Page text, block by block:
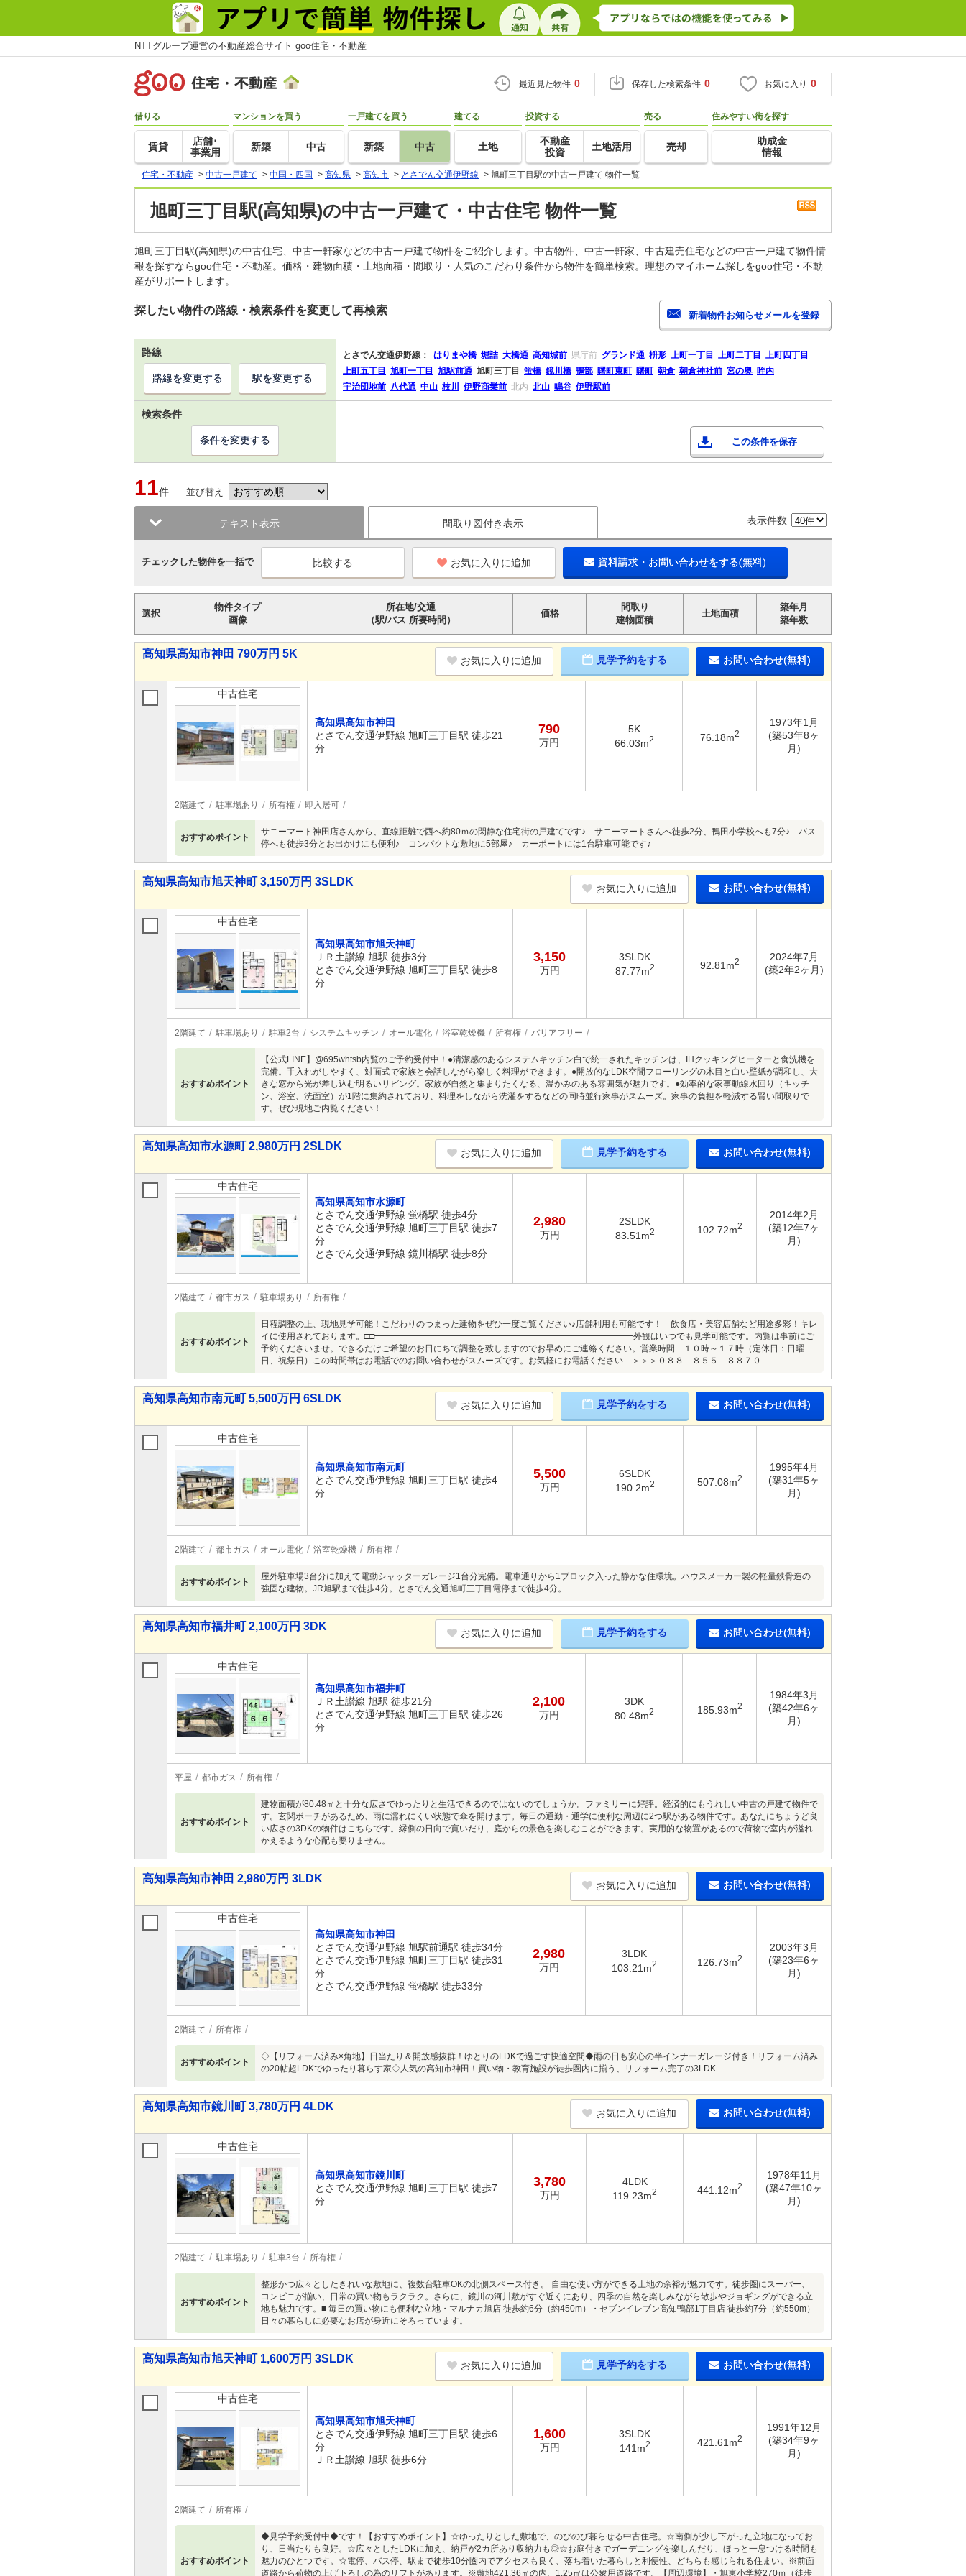
NTTグループ運営の不動産総合サイト goo住宅・不動産
最近見た物件 0 保存した検索条件 0 お気に入り 0
借りる
賃貸
店舗･
事業用
マンションを買う
新築 中古
一戸建てを買う
新築 中古
建てる
土地
投資する
不動産
投資
土地活用
売る
売却
住みやすい街を探す
助成金
情報
住宅・不動産 > 中古一戸建て > 中国・四国 > 高知県 > 高知市 > とさでん交通伊野線 > 旭町三丁目駅の中古一戸建て 物件一覧
旭町三丁目駅(高知県)の中古一戸建て・中古住宅 物件一覧
旭町三丁目駅(高知県)の中古住宅、中古一軒家などの中古一戸建て物件をご紹介します。中古物件、中古一軒家、中古建売住宅などの中古一戸建て物件情
報を探すならgoo住宅・不動産。価格・建物面積・土地面積・間取り・人気のこだわり条件から物件を簡単検索。理想のマイホーム探しをgoo住宅・不動
産がサポートします。
探したい物件の路線・検索条件を変更して再検索
路線 とさでん交通伊野線： はりまや橋 堀詰 大橋通 高知城前 県庁前 グランド通 枡形 上町一丁目 上町二丁目
上町四丁目
上町五丁目
旭町一丁目 旭駅前通 旭町三丁目 蛍橋 鏡川橋 鴨部 曙町東町 曙町 朝倉 朝倉神社前 宮の奥 咥内
宇治団地前 八代通 中山 枝川 伊野商業前 北内 北山 鳴谷 伊野駅前
路線を変更する 駅を変更する
検索条件
この条件を保存
条件を変更する
11件 並び替え
テキスト表示 間取り図付き表示 表示件数
チェックした物件を一括で お気に入りに追加 資料請求・お問い合わせをする(無料)
選択
物件タイプ
画像
所在地/交通
（駅/バス 所要時間）
価格
間取り
建物面積
土地面積
築年月
築年数
高知県高知市神田 790万円 5K
お気に入りに追加 見学予約をする お問い合わせ(無料)
中古住宅
高知県高知市神田
とさでん交通伊野線 旭町三丁目駅 徒歩21
分
790
万円
5K
66.03m2 76.18m2
1973年1月
(築53年8ヶ
月)
2階建て 駐車場あり 所有権 即入居可
おすすめポイント
サニーマート神田店さんから、直線距離で西へ約80ｍの閑静な住宅街の戸建てです♪ サニーマートさんへ徒歩2分、鴨田小学校へも7分♪ バス
停へも徒歩3分とお出かけにも便利♪ コンパクトな敷地に5部屋♪ カーポートには1台駐車可能です♪
高知県高知市旭天神町 3,150万円 3SLDK
お気に入りに追加 お問い合わせ(無料)
中古住宅
高知県高知市旭天神町
ＪＲ土讃線 旭駅 徒歩3分
とさでん交通伊野線 旭町三丁目駅 徒歩8
分
3,150
万円
3SLDK
87.77m2 92.81m2
2024年7月
(築2年2ヶ月)
2階建て 駐車場あり 駐車2台 システムキッチン オール電化 浴室乾燥機 所有権 バリアフリー
おすすめポイント
【公式LINE】@695whtsb内覧のご予約受付中！●清潔感のあるシステムキッチン白で統一されたキッチンは、IHクッキングヒーターと食洗機を
完備。手入れがしやすく、対面式で家族と会話しながら楽しく料理ができます。●開放的なLDK空間フローリングの木目と白い壁紙が調和し、大
きな窓から光が差し込む明るいリビング。家族が自然と集まりたくなる、温かみのある雰囲気が魅力です。●効率的な家事動線水回り（キッチ
ン、浴室、洗面室）が1階に集約されており、料理をしながら洗濯をするなどの同時並行家事がスムーズ。家事の負担を軽減する賢い間取りで
す。ぜひ現地ご内覧ください！
高知県高知市水源町 2,980万円 2SLDK
お気に入りに追加 見学予約をする お問い合わせ(無料)
中古住宅
高知県高知市水源町
とさでん交通伊野線 蛍橋駅 徒歩4分
とさでん交通伊野線 旭町三丁目駅 徒歩7
分
とさでん交通伊野線 鏡川橋駅 徒歩8分
2,980
万円
2SLDK
83.51m2 102.72m2
2014年2月
(築12年7ヶ
月)
2階建て 都市ガス 駐車場あり 所有権
おすすめポイント
日程調整の上、現地見学可能！こだわりのつまった建物をぜひ一度ご覧ください♪店舗利用も可能です！ 飲食店・美容店舗など用途多彩！キレ
イに使用されております。□□━━━━━━━━━━━━━━━━━━━━━━━━━━━━━━外観はいつでも見学可能です。内覧は事前にご
予約くださいませ。できるだけご希望のお日にちで調整を致しますのでお早めにご連絡ください。営業時間 １０時～１７時（定休日：日曜
日、祝祭日）この時間帯はお電話でのお問い合わせがスムーズです。お気軽にお電話ください ＞＞＞０８８－８５５－８８７０
高知県高知市南元町 5,500万円 6SLDK
お気に入りに追加 見学予約をする お問い合わせ(無料)
中古住宅
高知県高知市南元町
とさでん交通伊野線 旭町三丁目駅 徒歩4
分
5,500
万円
6SLDK
190.2m2 507.08m2
1995年4月
(築31年5ヶ
月)
2階建て 都市ガス オール電化 浴室乾燥機 所有権
おすすめポイント
屋外駐車場3台分に加えて電動シャッターガレージ1台分完備。電車通りから1ブロック入った静かな住環境。ハウスメーカー製の軽量鉄骨造の
強固な建物。JR旭駅まで徒歩4分。とさでん交通旭町三丁目電停まで徒歩4分。
高知県高知市福井町 2,100万円 3DK
お気に入りに追加 見学予約をする お問い合わせ(無料)
中古住宅
高知県高知市福井町
ＪＲ土讃線 旭駅 徒歩21分
とさでん交通伊野線 旭町三丁目駅 徒歩26
分
2,100
万円
3DK
80.48m2 185.93m2
1984年3月
(築42年6ヶ
月)
平屋 都市ガス 所有権
おすすめポイント
建物面積が80.48㎡と十分な広さでゆったりと生活できるのではないのでしょうか。ファミリーに好評。経済的にもうれしい中古の戸建て物件で
す。玄関ポーチがあるため、雨に濡れにくい状態で傘を開けます。毎日の通勤・通学に便利な周辺に2つ駅がある物件です。あなたにちょうど良
い広さの3DKの物件はこちらです。縁側の日向で寛いだり、庭からの景色を楽しむことができます。実用的な物置があるので荷物で室内が溢れ
かえるような心配も要りません。
高知県高知市神田 2,980万円 3LDK
お気に入りに追加 お問い合わせ(無料)
中古住宅
高知県高知市神田
とさでん交通伊野線 旭駅前通駅 徒歩34分
とさでん交通伊野線 旭町三丁目駅 徒歩31
分
とさでん交通伊野線 蛍橋駅 徒歩33分
2,980
万円
3LDK
103.21m2 126.73m2
2003年3月
(築23年6ヶ
月)
2階建て 所有権
おすすめポイント
◇【リフォーム済み×角地】日当たり＆開放感抜群！ゆとりのLDKで過ごす快適空間◆雨の日も安心の半インナーガレージ付き！リフォーム済み
の20帖超LDKでゆったり暮らす家◇人気の高知市神田！買い物・教育施設が徒歩圏内に揃う、リフォーム完了の3LDK
高知県高知市鏡川町 3,780万円 4LDK
お気に入りに追加 お問い合わせ(無料)
中古住宅
高知県高知市鏡川町
とさでん交通伊野線 旭町三丁目駅 徒歩7
分
3,780
万円
4LDK
119.23m2 441.12m2
1978年11月
(築47年10ヶ
月)
2階建て 駐車場あり 駐車3台 所有権
おすすめポイント
整形かつ広々としたきれいな敷地に、複数台駐車OKの北側スペース付き。 自由な使い方ができる土地の余裕が魅力です。徒歩圏にスーパー、
コンビニが揃い、日常の買い物もラクラク。さらに、鏡川の河川敷がすぐ近くにあり、四季の自然を楽しみながら散歩やジョギングができる立
地も魅力です。■ 毎日の買い物にも便利な立地・マルナカ旭店 徒歩約6分（約450m）・セブンイレブン高知鴨部1丁目店 徒歩約7分（約550m）
日々の暮らしに必要なお店が身近にそろっています。
高知県高知市旭天神町 1,600万円 3SLDK
お気に入りに追加 見学予約をする お問い合わせ(無料)
中古住宅
高知県高知市旭天神町
とさでん交通伊野線 旭町三丁目駅 徒歩6
分
ＪＲ土讃線 旭駅 徒歩6分
1,600
万円
3SLDK
141m2 421.61m2
1991年12月
(築34年9ヶ
月)
2階建て 所有権
おすすめポイント
◆見学予約受付中◆です！【おすすめポイント】☆ゆったりとした敷地で、のびのび暮らせる中古住宅。☆南側が少し下がった立地になってお
り、日当たりも良好。☆広々としたLDKに加え、納戸が2カ所あり収納力も◎☆お庭付きでガーデニングを楽しんだり、ほっと一息つける時間も
魅力のひとつです。☆電停、バス停、駅まで徒歩10分圏内でアクセスも良く、落ち着いた暮らしと利便性、どちらも感じられる住まい。※前面
道路から荷物の上げ下ろしの為のリフトがあります。※敷地421.36㎡の内、1.25㎡は公衆用道路です。【周辺環境】・旭東小学校270ｍ（徒歩